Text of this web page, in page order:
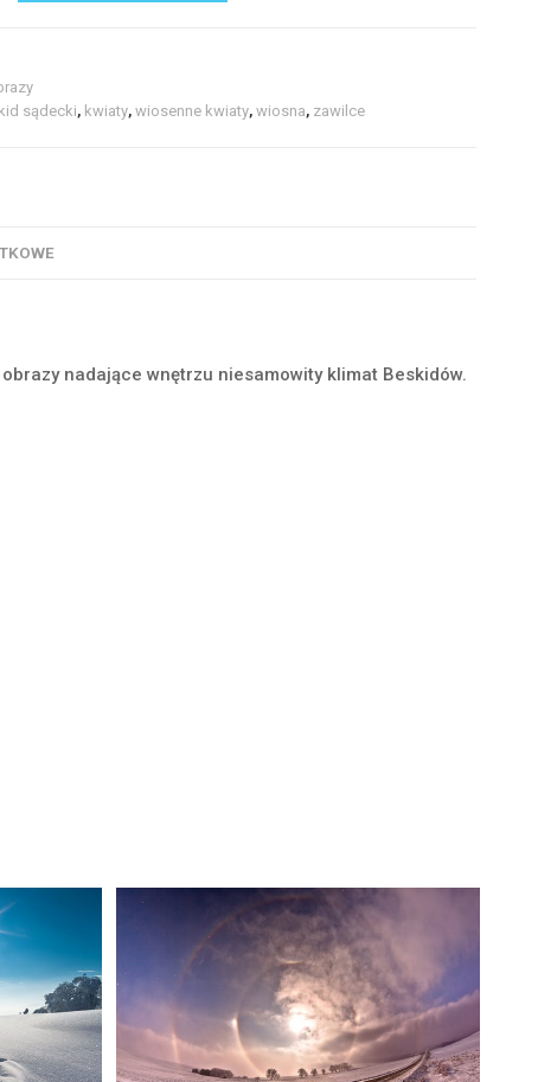
sądecki, kwiaty,wiosenne kwiaty,wiosna, zawilce
nadające wnętrzu niesamowity klimat Beskidów.